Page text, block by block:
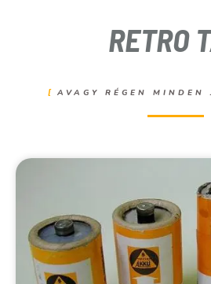
RETRO
AVAGY RÉGEN MINDEN